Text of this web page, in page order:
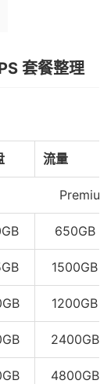
套餐整理
流量
Premium
650GB
1500GB
1200GB
2400GB
4800GB